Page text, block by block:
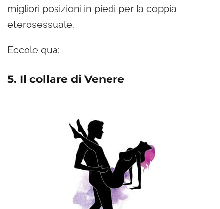
migliori posizioni in piedi per la coppia
eterosessuale.
Eccole qua:
5. Il collare di Venere